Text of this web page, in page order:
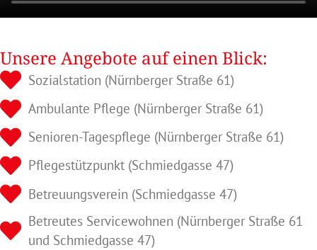
Unsere Angebote auf einen Blick:
Sozialstation (Nürnberger Straße 61)
Ambulante Pflege (Nürnberger Straße 61)
Senioren-Tagespflege (Nürnberger Straße 61)
Pflegestützpunkt (Schmiedgasse 47)
Betreuungsverein (Schmiedgasse 47)
Betreutes Servicewohnen (Nürnberger Straße 61
und Schmiedgasse 47)